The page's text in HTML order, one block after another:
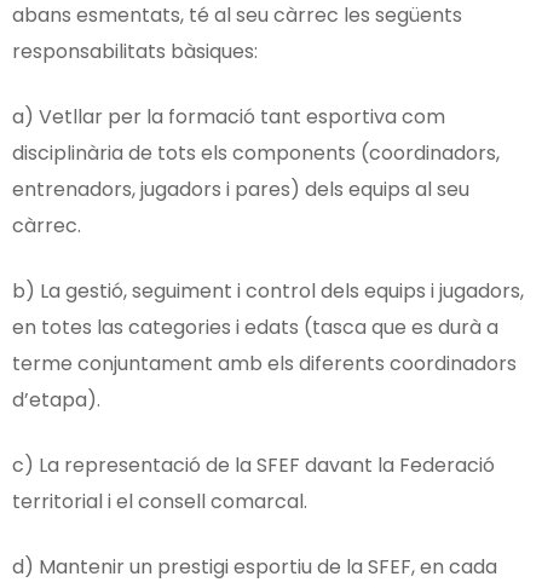
abans esmentats, té al seu càrrec les següents
responsabilitats bàsiques:
a) Vetllar per la formació tant esportiva com
disciplinària de tots els components (coordinadors,
entrenadors, jugadors i pares) dels equips al seu
càrrec.
b) La gestió, seguiment i control dels equips i jugadors,
en totes las categories i edats (tasca que es durà a
terme conjuntament amb els diferents coordinadors
d’etapa).
c) La representació de la SFEF davant la Federació
territorial i el consell comarcal.
d) Mantenir un prestigi esportiu de la SFEF, en cada